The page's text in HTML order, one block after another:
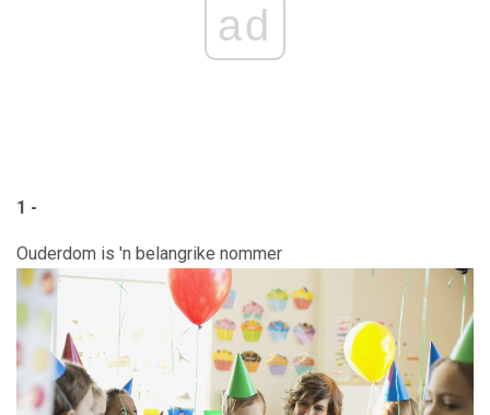
ad
1 -
Ouderdom is 'n belangrike nommer